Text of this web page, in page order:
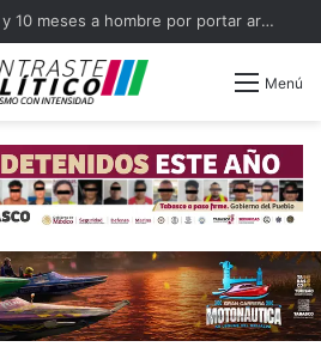
Sentencian a 3 años y 10 meses a hombre por portar arma en Balancán
Menú